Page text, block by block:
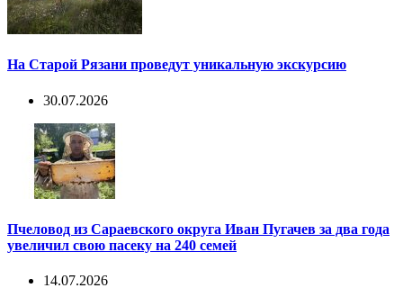
На Старой Рязани проведут уникальную экскурсию
30.07.2026
Пчеловод из Сараевского округа Иван Пугачев за два года
увеличил свою пасеку на 240 семей
14.07.2026